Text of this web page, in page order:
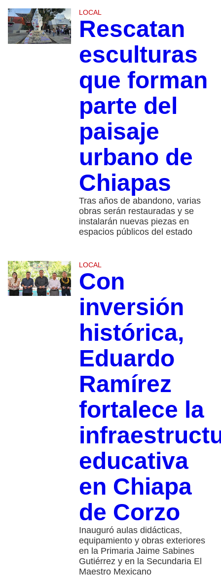
LOCAL
Rescatan
esculturas
que forman
parte del
paisaje
urbano de
Chiapas
Tras años de abandono, varias
obras serán restauradas y se
instalarán nuevas piezas en
espacios públicos del estado
LOCAL
Con
inversión
histórica,
Eduardo
Ramírez
fortalece la
educativa
en Chiapa
de Corzo
Inauguró aulas didácticas,
equipamiento y obras exteriores
en la Primaria Jaime Sabines
Gutiérrez y en la Secundaria El
Maestro Mexicano